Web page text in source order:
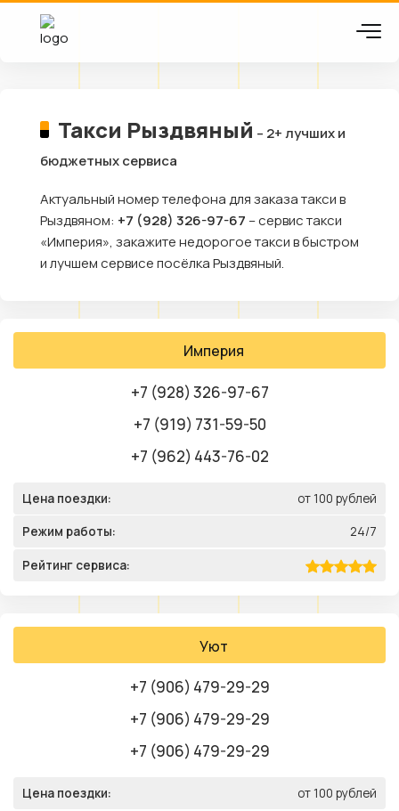
Такси Рыздвяный – 2+ лучших и
бюджетных сервиса
Актуальный номер телефона для заказа такси в
Рыздвяном: +7 (928) 326-97-67 – сервис такси
«Империя», закажите недорогое такси в быстром
и лучшем сервисе посёлка Рыздвяный.
Империя
+7 (928) 326-97-67
+7 (919) 731-59-50
+7 (962) 443-76-02
Цена поездки: от 100 рублей
Режим работы: 24/7
Рейтинг сервиса:
Уют
+7 (906) 479-29-29
+7 (906) 479-29-29
+7 (906) 479-29-29
Цена поездки: от 100 рублей